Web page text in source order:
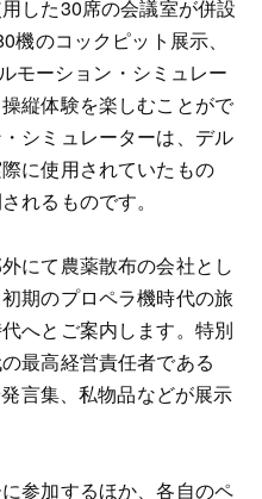
した30席の会議室が併設
のコックピット展示、
モーション・シミュレー
縦体験を楽しむことがで
シミュレーターは、デル
に使用されていたもの
れるものです。
にて農薬散布の会社とし
期のプロペラ機時代の旅
へとご案内します。特別
最高経営責任者である
言集、私物品などが展示
参加するほか、各自のペ